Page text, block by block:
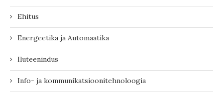
Ehitus
Energeetika ja Automaatika
Iluteenindus
Info- ja kommunikatsioonitehnoloogia